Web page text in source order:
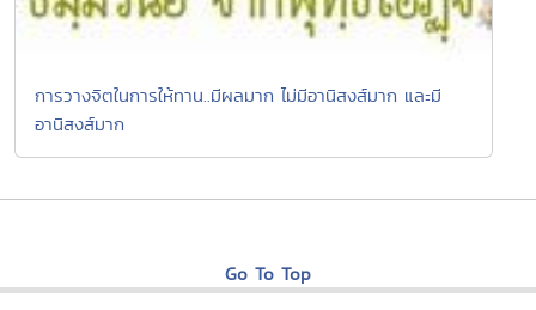
การวางจิตในการให้ทาน..มีผลมาก ไม่มีอานิสงส์มาก และมี
อานิสงส์มาก
Go To Top